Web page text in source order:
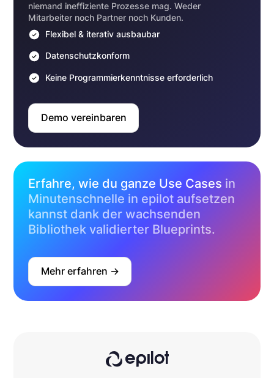
niemand ineffiziente Prozesse mag. Weder
Mitarbeiter noch Partner noch Kunden.
Flexibel & iterativ ausbaubar
Datenschutzkonform
Keine Programmierkenntnisse erforderlich
Demo vereinbaren
Erfahre, wie du ganze Use Cases in
Minutenschnelle in epilot aufsetzen
kannst dank der wachsenden
Bibliothek validierter Blueprints.
Mehr erfahren ->